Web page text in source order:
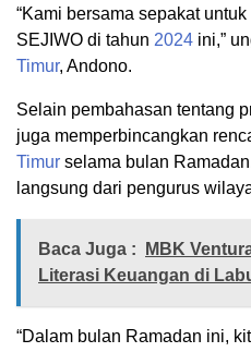
“Kami bersama sepakat
SEJIWO di tahun 2024 ini,”
Timur, Andono.
Selain pembahasan tentang
juga memperbincangkan
Timur selama bulan
langsung dari pengurus
Baca Juga :
MBK
Literasi Keuangan di
“Dalam bulan Ramadan ini,